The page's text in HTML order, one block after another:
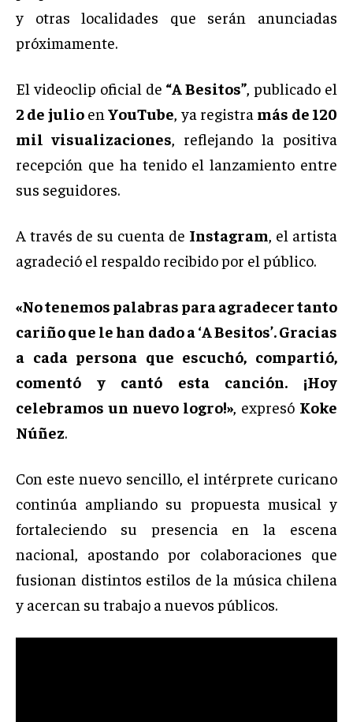
y otras localidades que serán anunciadas
próximamente.
El videoclip oficial de “A Besitos” , publicado el
2 de julioenYouTube , ya registra más de 120
mil visualizaciones , reflejando la positiva
recepción que ha tenido el lanzamiento entre
sus seguidores.
A través de su cuenta de Instagram , el artista
agradeció el respaldo recibido por el público.
«No tenemos palabras para agradecer tanto
cariño que le han dado a ‘A Besitos’. Gracias
a cada persona que escuchó, compartió,
comentó y cantó esta canción. ¡Hoy
celebramos un nuevo logro!» , expresó Koke
Núñez.
Con este nuevo sencillo, el intérprete curicano
continúa ampliando su propuesta musical y
fortaleciendo su presencia en la escena
nacional, apostando por colaboraciones que
fusionan distintos estilos de la música chilena
y acercan su trabajo a nuevos públicos.